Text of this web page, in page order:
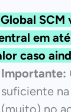
SCM
em
caso
Importante:
suficiente
(muito) no